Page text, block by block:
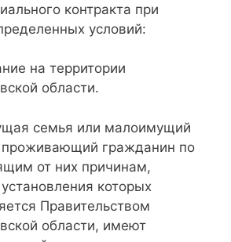
контракта при
условий:
на территории
области.
семья или малоимущий
проживающий гражданин по
от них причинам,
которых
Правительством
области, имеют